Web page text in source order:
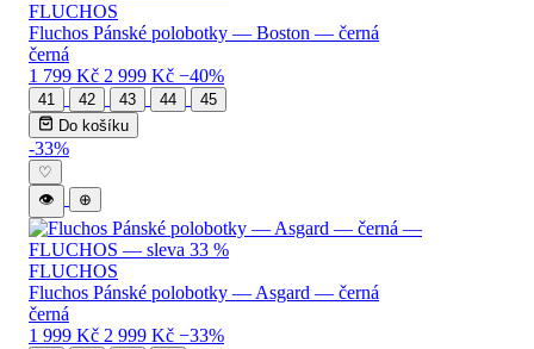
FLUCHOS
Fluchos Pánské polobotky — Boston — černá
černá
1 799 Kč 2 999 Kč −40%
41 42 43 44
45
Do košíku
-33%
♡
👁
⊕
FLUCHOS
Fluchos Pánské polobotky — Asgard — černá
černá
1 999 Kč 2 999 Kč −33%